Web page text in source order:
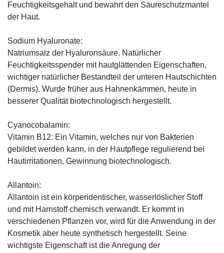
Feuchtigkeitsgehalt und bewahrt den Säureschutzmantel
der Haut.
Sodium Hyaluronate:
Natriumsalz der Hyaluronsäure. Natürlicher
Feuchtigkeitsspender mit hautglättenden Eigenschaften,
wichtiger natürlicher Bestandteil der unteren Hautschichten
(Dermis). Wurde früher aus Hahnenkämmen, heute in
besserer Qualität biotechnologisch hergestellt.
Cyanocobalamin:
Vitamin B12: Ein Vitamin, welches nur von Bakterien
gebildet werden kann, in der Hautpflege regulierend bei
Hautirritationen, Gewinnung biotechnologisch.
Allantoin:
Allantoin ist ein körperidentischer, wasserlöslicher Stoff
und mit Harnstoff chemisch verwandt. Er kommt in
verschiedenen Pflanzen vor, wird für die Anwendung in der
Kosmetik aber heute synthetisch hergestellt. Seine
wichtigste Eigenschaft ist die Anregung der